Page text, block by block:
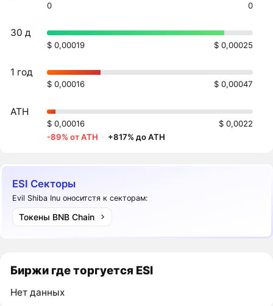
0 0
30 д
$ 0,00019 $ 0,00025
1 год
$ 0,00016 $ 0,00047
ATH
$ 0,00016
$ 0,0022
-89% от ATH · +817% до ATH
ESI Секторы
Evil Shiba Inu оноситстя к секторам:
Токены BNB Chain
Биржи где торгуется ESI
Нет данных